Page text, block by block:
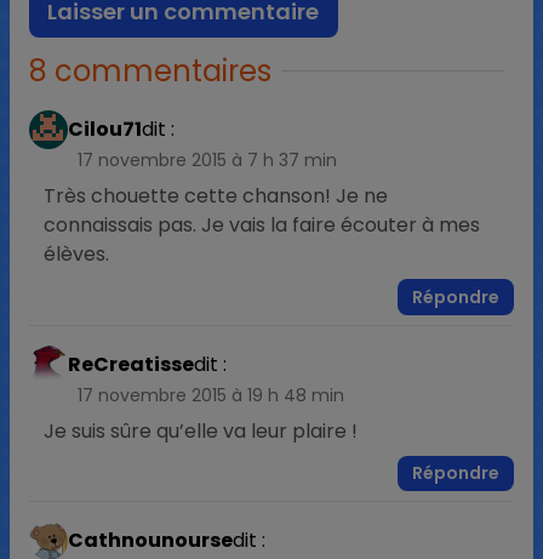
8 commentaires
Cilou71dit :
17 novembre 2015 à 7 h 37 min
Très chouette cette chanson! Je ne
connaissais pas. Je vais la faire écouter à mes
élèves.
Répondre
ReCreatissedit :
17 novembre 2015 à 19 h 48 min
Je suis sûre qu’elle va leur plaire !
Répondre
Cathnounoursedit :